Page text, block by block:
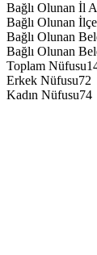
Bağlı Olunan İl
Bağlı Olunan
Bağlı Olunan
Bağlı Olunan
Toplam Nüfusu
Erkek Nüfusu72
Kadın Nüfusu74